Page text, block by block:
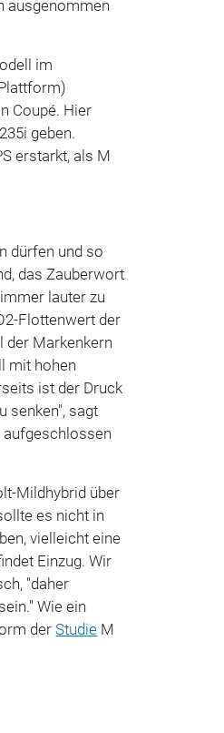
ausgenommen
im
Coupé. Hier
geben.
erstarkt, als M
dürfen und so
das Zauberwort
lauter zu
Flottenwert der
der Markenkern
mit hohen
ist der Druck
senken", sagt
aufgeschlossen
Mildhybrid über
es nicht in
vielleicht eine
Einzug. Wir
"daher
Wie ein
derStudie M